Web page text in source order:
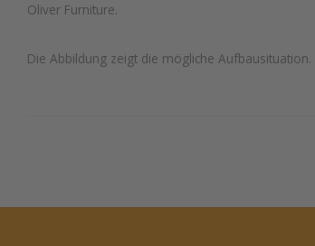
Oliver Furniture.
Die Abbildung zeigt die mögliche